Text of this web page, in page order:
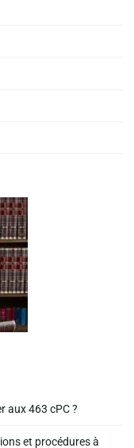
aux 463 cPC ?
et procédures à